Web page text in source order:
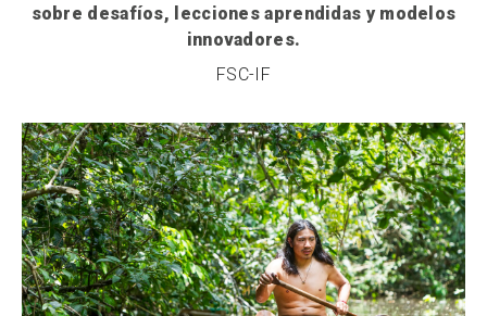
sobre desafíos, lecciones aprendidas y modelos
innovadores.
FSC-IF